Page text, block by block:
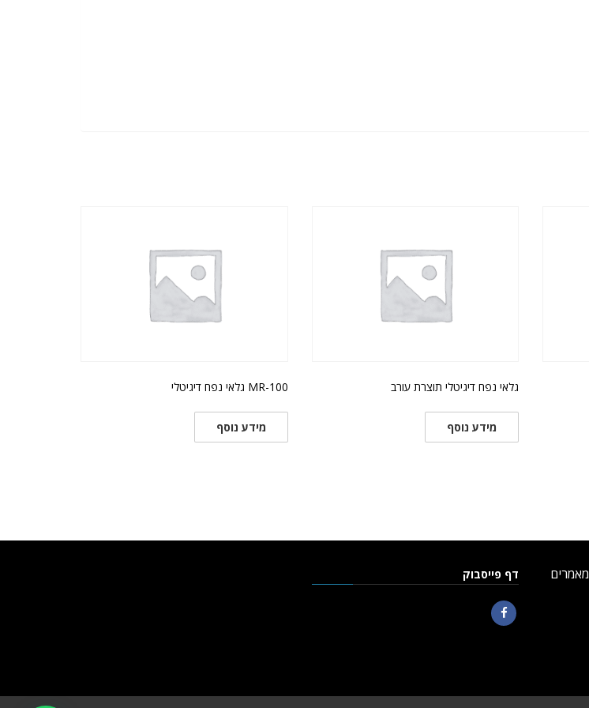
גלאי נפח דיגיטלי תוצרת עורב
מידע נוסף
MR-100 גלאי נפח דיגיטלי
מידע נוסף
מאמרים
דף פייסבוק